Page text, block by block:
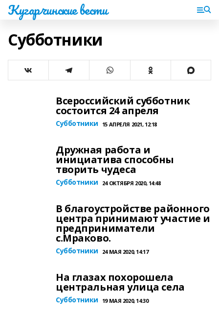
Кугарчинские вести
Субботники
Всероссийский субботник
состоится 24 апреля
Субботники 15 АПРЕЛЯ 2021, 12:18
Дружная работа и
инициатива способны
творить чудеса
Субботники 24 ОКТЯБРЯ 2020, 14:48
В благоустройстве районного
центра принимают участие и
предприниматели
с.Мраково.
Субботники 24 МАЯ 2020, 14:17
На глазах похорошела
центральная улица села
Субботники 19 МАЯ 2020, 14:30